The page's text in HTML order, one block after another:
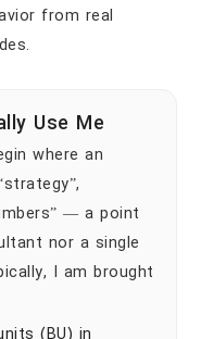
from real
Use Me
where an
— a point
nor a single
I am brought